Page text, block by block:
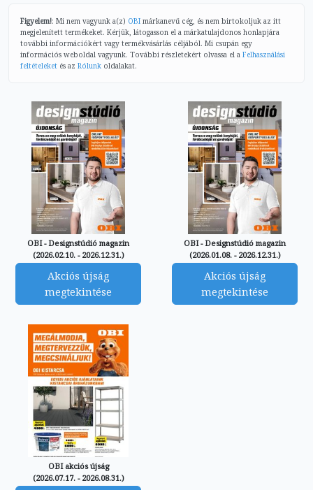
Figyelem!: Mi nem vagyunk a(z) OBI márkanevű cég, és nem birtokoljuk az itt
megjelenített termékeket. Kérjük, látogasson el a márkatulajdonos honlapjára
további információkért vagy termékvásárlás céljából. Mi csupán egy
információs weboldal vagyunk. További részletekért olvassa el a Felhasználási
feltételeket és az Rólunk oldalakat.
OBI - Designstúdió magazin
(2026.02.10. - 2026.12.31.)
Akciós újság
megtekintése
OBI - Designstúdió magazin
(2026.01.08. - 2026.12.31.)
Akciós újság
megtekintése
OBI akciós újság
(2026.07.17. - 2026.08.31.)